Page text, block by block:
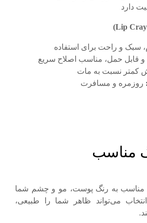
دارد
سبک و راحت برای استفاده
قابل حمل، مناسب اصلاح سریع
کمتر نسبت به مات
: روزمره و مسافرت
مناسب
مناسب به رنگ پوست، مو و چشم شما
می‌تواند ظاهر شما را طبیعی،